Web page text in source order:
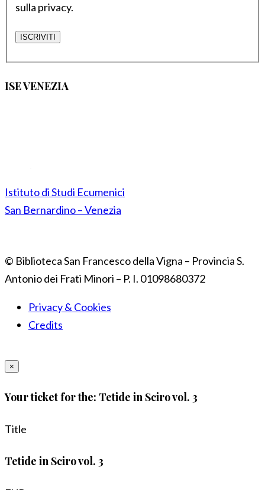
sulla privacy.
ISE VENEZIA
Istituto di Studi Ecumenici
San Bernardino – Venezia
© Biblioteca San Francesco della Vigna – Provincia S.
Antonio dei Frati Minori – P. I. 01098680372
Privacy & Cookies
Credits
×
Your ticket for the: Tetide in Sciro vol. 3
Title
Tetide in Sciro vol. 3